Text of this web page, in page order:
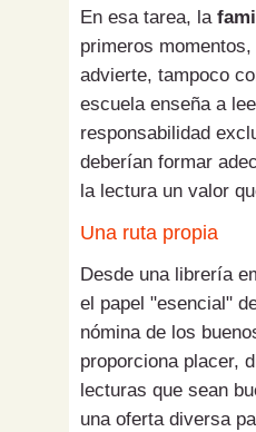
En esa tarea, la
primeros
advierte, tampoco
escuela enseña a
responsabilidad
deberían formar
la lectura un valor
Una ruta propia
Desde una librería
el papel "esencial"
nómina de los
proporciona placer,
lecturas que sean
una oferta diversa